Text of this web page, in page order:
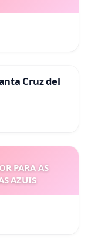
Cruz del
PARA AS
AZUIS